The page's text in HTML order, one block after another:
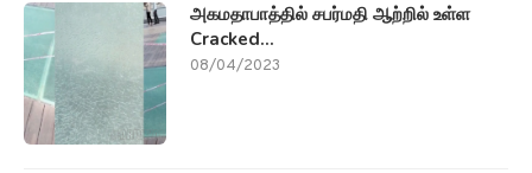
அகமதாபாத்தில் சபர்மதி ஆற்றில் உள்ள
Cracked...
08/04/2023